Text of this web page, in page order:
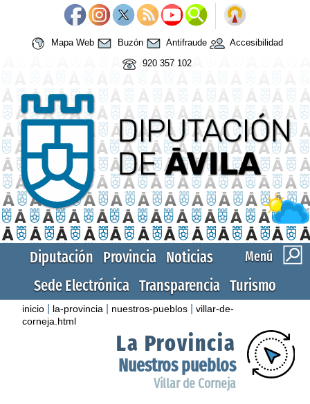
Mapa Web Buzón Antifraude
Accesibilidad
920 357 102
Menú
Diputación Provincia Noticias
Sede Electrónica Transparencia Turismo
inicio la-provincia nuestros-pueblos |villar-de-
corneja.html
La Provincia
Nuestros pueblos
Villar de Corneja